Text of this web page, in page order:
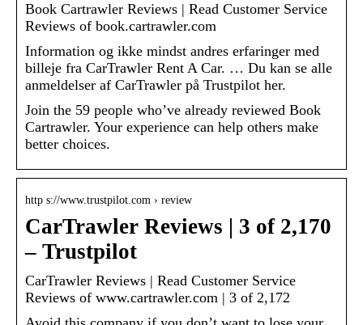
Book Cartrawler Reviews | Read Customer Service
Reviews of book.cartrawler.com
Information og ikke mindst andres erfaringer med
billeje fra CarTrawler Rent A Car. … Du kan se alle
anmeldelser af CarTrawler på Trustpilot her.
Join the 59 people who’ve already reviewed Book
Cartrawler. Your experience can help others make
better choices.
http s://www.trustpilot.com › review
CarTrawler Reviews | 3 of 2,170
– Trustpilot
CarTrawler Reviews | Read Customer Service
Reviews of www.cartrawler.com | 3 of 2,172